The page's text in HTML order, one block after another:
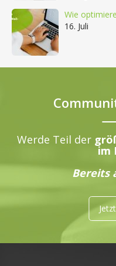
Wie
16. Juli
Werde Teil der
im
Bereits